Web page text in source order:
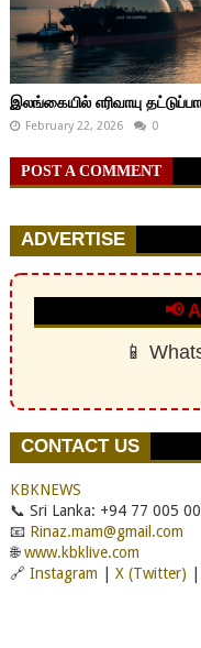
இலங்கையில் எரிவாயு
February 22, 2026 0
POST A COMMENT
ADVERTISE
📢
📱
CONTACT US
KBKNEWS
📞 Sri Lanka: +94 77 005
📧 Rinaz.mam@gmail.com
🌐www.kbklive.com
🔗 Instagram X (Twitter)